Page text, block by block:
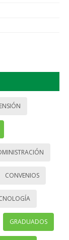
CONVENIOS
GRADUADOS